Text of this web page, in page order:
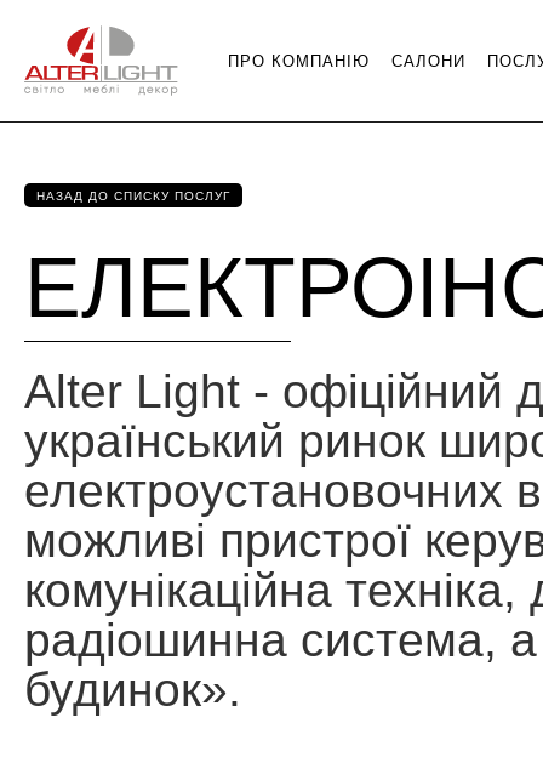
ПРО КОМПАНІЮ САЛОНИ
НАЗАД ДО СПИСКУ ПОСЛУГ
Alter Light - офіційний
український ринок
електроустановочних
можливі пристрої
комунікаційна
радіошинна система,
будинок».